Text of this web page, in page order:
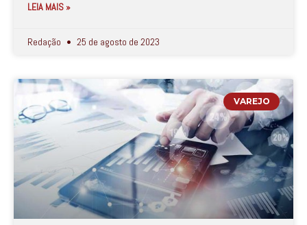
LEIA MAIS »
Redação 25 de agosto de 2023
VAREJO